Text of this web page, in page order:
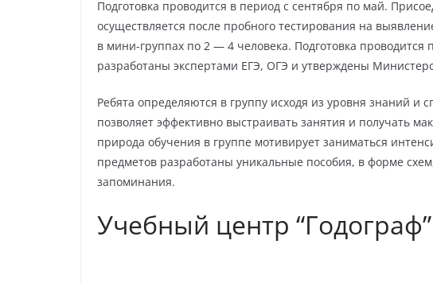
Подготовка проводится в период с сентября по май.
осуществляется после пробного тестирования на
в мини-группах по 2 — 4 человека. Подготовка
разработаны экспертами ЕГЭ, ОГЭ и утверждены
Ребята определяются в группу исходя из уровня знаний и
позволяет эффективно выстраивать занятия и получать
природа обучения в группе мотивирует заниматься
предметов разработаны уникальные пособия, в форме
запоминания.
Учебный центр “Годограф”